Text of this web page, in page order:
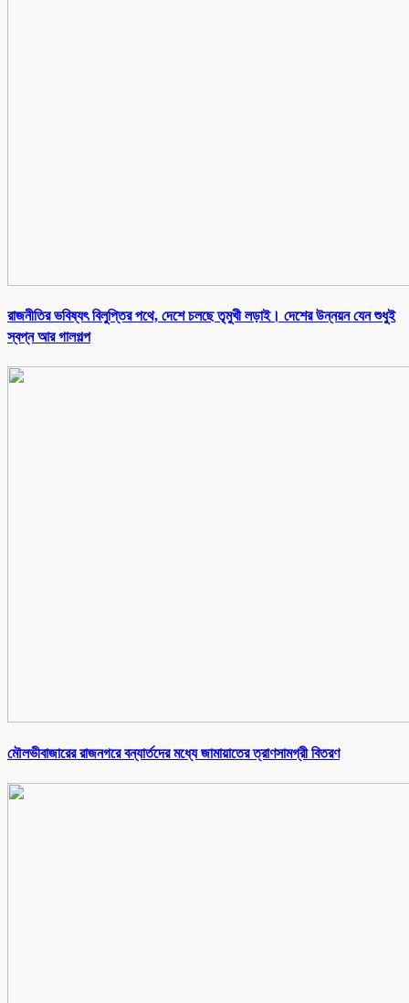
রাজনীতির ভবিষ্যৎ বিলুপ্তির পথে, দেশে চলছে তৃমুখী লড়াই। দেশের উন্নয়ন যেন শুধুই
স্বপ্ন আর গালগল্প
মৌলভীবাজারের রাজনগরে বন্যার্তদের মধ্যে জামায়াতের ত্রাণসামগ্রী বিতরণ